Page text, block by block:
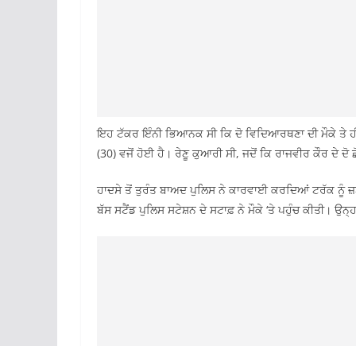
ਇਹ ਟੱਕਰ ਇੰਨੀ ਭਿਆਨਕ ਸੀ ਕਿ ਦੋ ਵਿਦਿਆਰਥਣਾ ਦੀ ਮੌਕੇ ਤੇ
(30) ਵਜੋਂ ਹੋਈ ਹੈ। ਰੇਣੂ ਕੁਆਰੀ ਸੀ, ਜਦੋਂ ਕਿ ਰਾਜਵੀਰ ਕੌਰ ਦੇ ਦੋ
ਹਾਦਸੇ ਤੋਂ ਤੁਰੰਤ ਬਾਅਦ ਪੁਲਿਸ ਨੇ ਕਾਰਵਾਈ ਕਰਦਿਆਂ ਟਰੱਕ ਨੂੰ
ਬੱਸ ਸਟੈਂਡ ਪੁਲਿਸ ਸਟੇਸ਼ਨ ਦੇ ਸਟਾਫ਼ ਨੇ ਮੌਕੇ ‘ਤੇ ਪਹੁੰਚ ਕੀਤੀ।